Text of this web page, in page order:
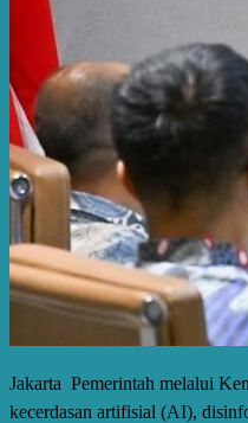
Jakarta  Pemerintah melalui
kecerdasan artifisial (AI),